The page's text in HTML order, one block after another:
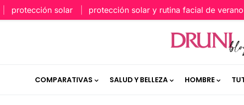
protección solar protección solar y rutina facial de verano
COMPARATIVAS SALUD Y BELLEZA HOMBRE